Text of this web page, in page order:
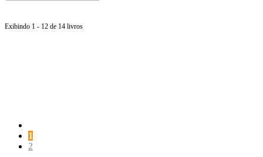
Exibindo 1 - 12 de 14 livros
Página
1
Página
2